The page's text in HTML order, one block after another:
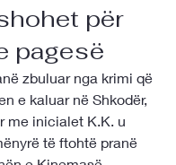
për
pagesë
zbuluar nga krimi që
e kaluar në Shkodër,
me inicialet K.K. u
të ftohtë pranë